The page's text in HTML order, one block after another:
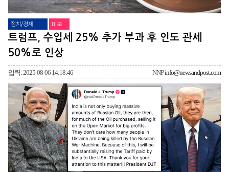
정치/경제 미국
트럼프, 수입세 25% 추가 부과 후 인도 관세
50%로 인상
입력: 2025-08-06 14:18:46 NNPinfo@newsandpost.com